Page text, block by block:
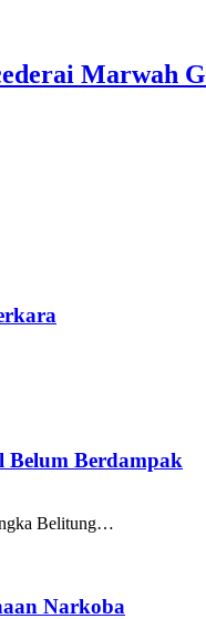
Marwah
Belum Berdampak
Belitung…
Narkoba